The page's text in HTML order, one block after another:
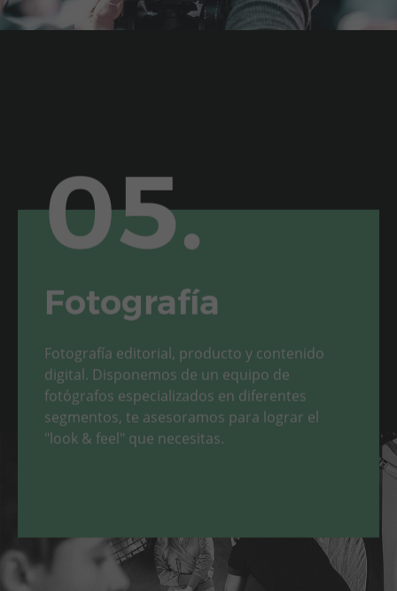
05.
Fotografía
Fotografía editorial, producto y contenido
digital. Disponemos de un equipo de
fotógrafos especializados en diferentes
segmentos, te asesoramos para lograr el
"look & feel" que necesitas.